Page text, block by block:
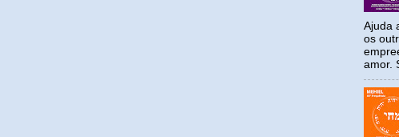
Ajuda
os
amor.